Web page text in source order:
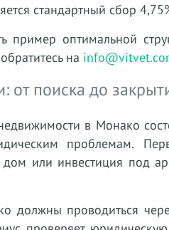
стандартный сбор
пример оптимальной
на
от поиска до
в Монако
проблемам.
дом или инвестиция под
должны проводиться